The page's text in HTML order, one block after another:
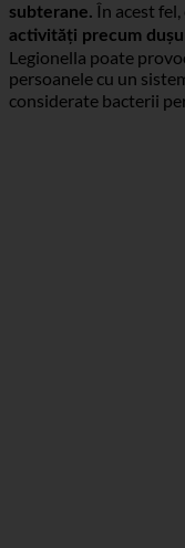
Legionella poate
subterane.În acest
activități precum
Legionella poate
persoanele cu un